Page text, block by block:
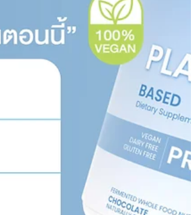
วัตถุดิบ ปริมาณสารสำคัญที่ใช้จริงในสูตร กระบวนการตรวจ
สอบคุณภาพและความปลอดภัย มาตรฐานของโรงงานผู้ผลิต
INNOVALAB เราให้ความสำคัญกับทุกขั้นตอน เพื่อช่วยให้